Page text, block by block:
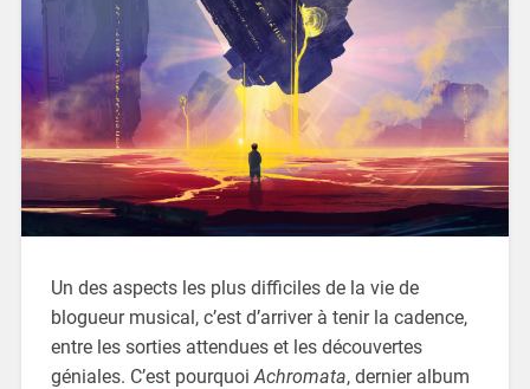
Un des aspects les plus difficiles de la vie de
blogueur musical, c’est d’arriver à tenir la cadence,
entre les sorties attendues et les découvertes
géniales. C’est pourquoiAchromata, dernier album